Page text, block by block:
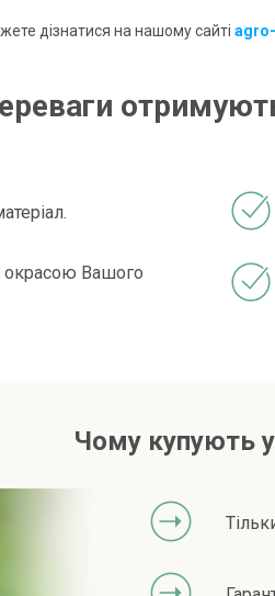
дізнатися на нашому сайті
окрасою Вашого
Чому купують